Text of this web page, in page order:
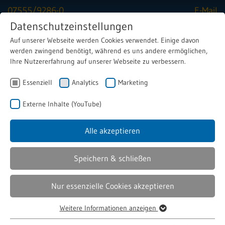
07555/9286-0 E-Mail
Branchen Energie & Umwelt
Magnetische Systemkomponenten für
Energie- & Umwelttechnik
Erfahren Sie, wie unsere fortschrittlichen Elektromagnet-
Technologien und innovativen Lösungen die Zukunft der
Energiewirtschaft und Umwelt nachhaltig beeinflussen.
Datenschutzeinstellungen
Auf unserer Webseite werden Cookies verwendet. Einige davon
werden zwingend benötigt, während es uns andere ermöglichen,
Ihre Nutzererfahrung auf unserer Webseite zu verbessern.
Essenziell Analytics Marketing
Externe Inhalte (YouTube)
Alle akzeptieren
Speichern & schließen
Nur essenzielle Cookies akzeptieren
Weitere Informationen anzeigen